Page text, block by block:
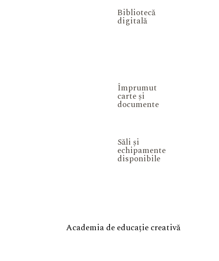
Bibliotecă
digitală
Împrumut
carte și
documente
Săli și
echipamente
disponibile
Academia de educație creativă